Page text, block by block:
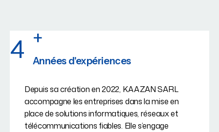
4 +
Années d'expériences
Depuis sa création en 2022, KAAZAN SARL
accompagne les entreprises dans la mise en
place de solutions informatiques, réseaux et
télécommunications fiables. Elle s’engage